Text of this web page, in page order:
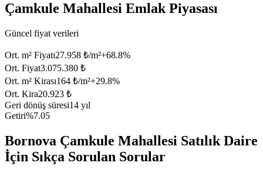
Çamkule Mahallesi Emlak Piyasası
Güncel fiyat verileri
Ort. m² Fiyatı27.958 ₺/m²+68.8%
Ort. Fiyat3.075.380 ₺
Ort. m² Kirası164 ₺/m²+29.8%
Ort. Kira20.923 ₺
Geri dönüş süresi14 yıl
Getiri%7.05
Bornova Çamkule Mahallesi Satılık Daire
İçin Sıkça Sorulan Sorular